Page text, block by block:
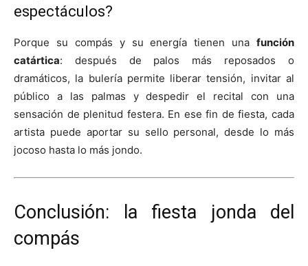
espectáculos?
Porque su compás y su energía tienen una función
catártica: después de palos más reposados o
dramáticos, la bulería permite liberar tensión, invitar al
público a las palmas y despedir el recital con una
sensación de plenitud festera. En ese fin de fiesta, cada
artista puede aportar su sello personal, desde lo más
jocoso hasta lo más jondo.
Conclusión: la fiesta jonda del
compás